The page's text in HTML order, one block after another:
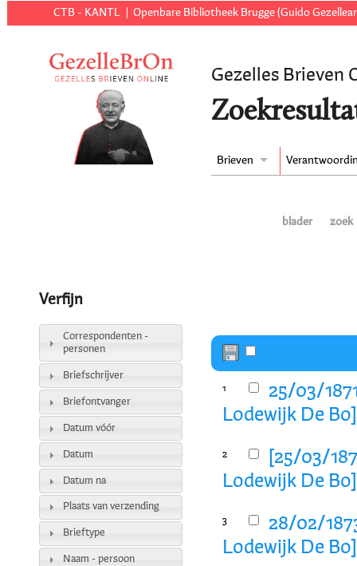
CTB - KANTL Openbare Bibliotheek Brugge (Guido
Gezelles Brieven
Brieven
blader zoek
1
25/03/
Lodewijk De Bo]
2
[25/03/
Lodewijk De Bo]
3
28/02/
Lodewijk De Bo]
Verfijn
Correspondenten -
personen
Briefschrijver
Briefontvanger
Datum vóór
Datum
Datum na
Plaats van verzending
Brieftype
Naam - persoon